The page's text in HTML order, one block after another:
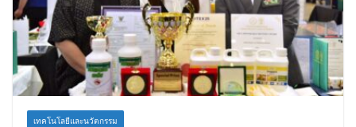
เทคโนโลยีและนวัตกรรม